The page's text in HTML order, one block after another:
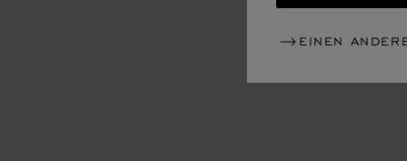
EINEN